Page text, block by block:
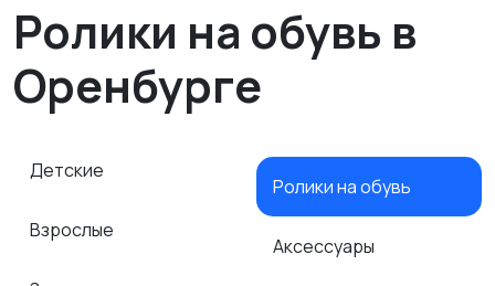
Ролики на обувь в
Оренбурге
Детские
Взрослые
Ролики на обувь
Аксессуары